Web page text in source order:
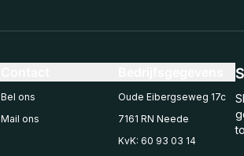
Bel ons
Mail ons
Oude Eibergseweg 17c
7161 RN Neede
KvK: 60 93 03 14